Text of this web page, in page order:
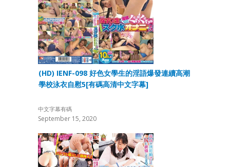
(HD) IENF-098 好色女學生的淫語爆發連續高潮
學校泳衣自慰5[有碼高清中文字幕]
中文字幕有碼
September 15, 2020